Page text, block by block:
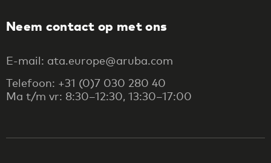
Neem contact op met ons
E-mail: ata.europe@aruba.com
Telefoon: +31 (0)7 030 280 40
Ma t/m vr: 8:30–12:30, 13:30–17:00